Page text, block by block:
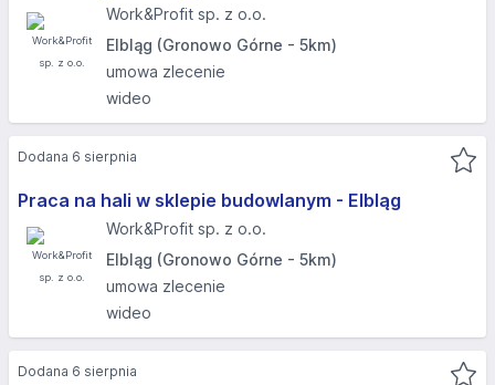
Work&Profit sp. z o.o.
Elbląg (Gronowo Górne - 5km)
umowa zlecenie
wideo
Praca na hali w sklepie budowlanym - Elbląg​
Work&Profit sp. z o.o.
Elbląg (Gronowo Górne - 5km)
umowa zlecenie
wideo
Dodana 6 sierpnia
Dodana 6 sierpnia